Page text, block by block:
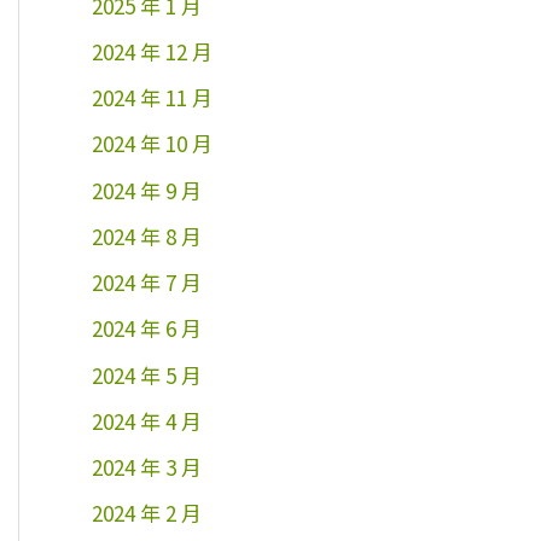
2024 年 12 月
2024 年 11 月
2024 年 10 月
2024 年 9 月
2024 年 8 月
2024 年 7 月
2024 年 6 月
2024 年 5 月
2024 年 4 月
2024 年 3 月
2024 年 2 月